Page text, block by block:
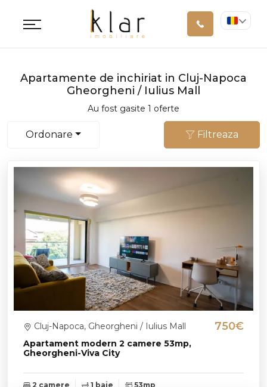
Apartamente de inchiriat in Cluj-Napoca
Gheorgheni / Iulius Mall
Au fost gasite 1 oferte
Ordonare Filtreaza
Apartament modern 2 camere 53mp,
Gheorgheni-Viva City
Cluj-Napoca, Gheorgheni / Iulius Mall 750€
2 camere 1 baie 53mp